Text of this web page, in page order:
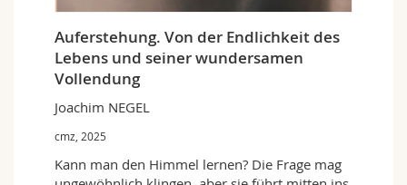
Auferstehung. Von der Endlichkeit des
Lebens und seiner wundersamen
Vollendung
Joachim NEGEL
cmz, 2025
Kann man den Himmel lernen? Die Frage mag